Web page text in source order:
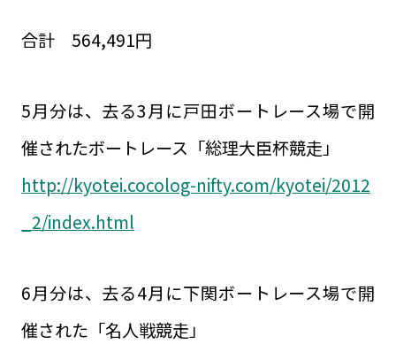
合計 564,491円
5月分は、去る3月に戸田ボートレース場で開
催されたボートレース「総理大臣杯競走」
http://kyotei.cocolog-nifty.com/kyotei/2012
_2/index.html
6月分は、去る4月に下関ボートレース場で開
催された「名人戦競走」